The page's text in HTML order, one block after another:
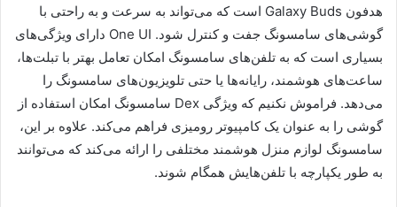
هدفون Galaxy Buds است که می‌تواند به سرعت و به راحتی با
گوشی‌های سامسونگ جفت و کنترل شود. One UI دارای ویژگی‌های
بسیاری است که به تلفن‌های سامسونگ امکان تعامل بهتر با تبلت‌ها،
ساعت‌های هوشمند، رایانه‌ها یا حتی تلویزیون‌های سامسونگ را
می‌دهد. فراموش نکنیم که ویژگی Dex سامسونگ امکان استفاده از
گوشی را به عنوان یک کامپیوتر رومیزی فراهم می‌کند. علاوه بر این،
سامسونگ لوازم منزل هوشمند مختلفی را ارائه می‌کند که می‌توانند
به طور یکپارچه با تلفن‌هایش همگام شوند.